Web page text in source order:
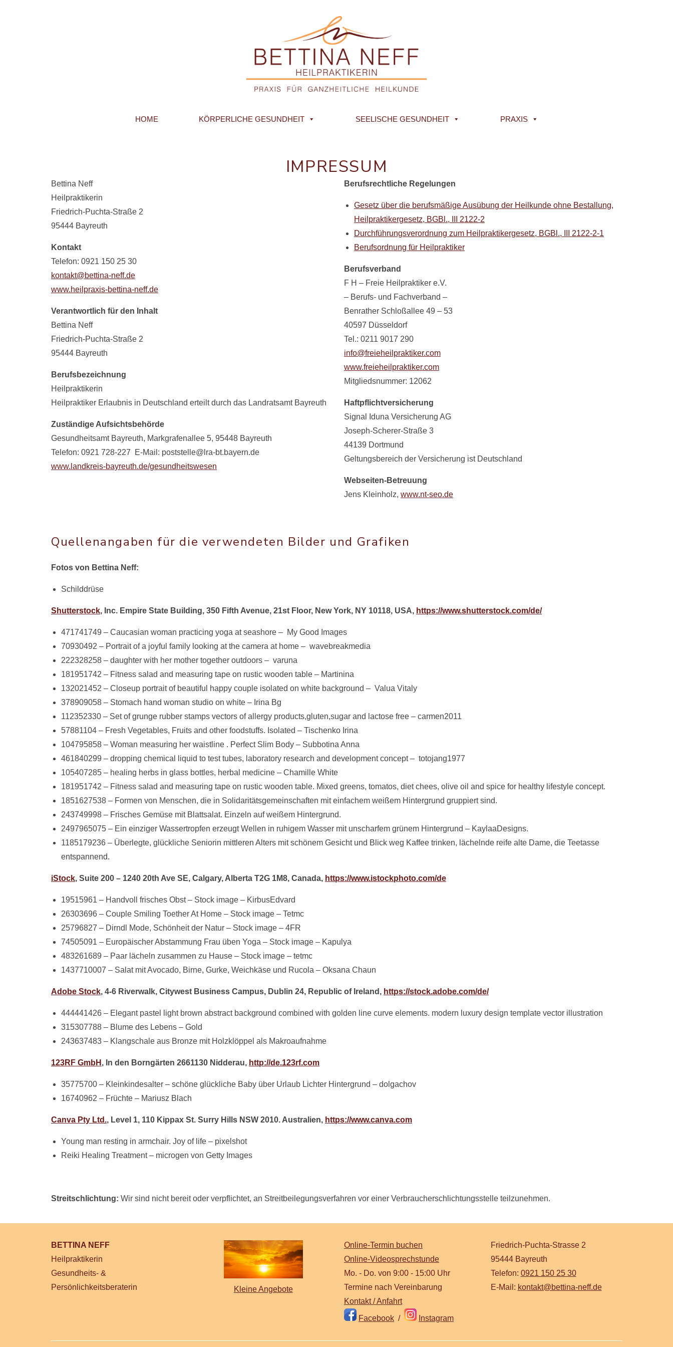
HOME KÖRPERLICHE GESUNDHEIT SEELISCHE GESUNDHEIT PRAXIS
IMPRESSUM
Bettina Neff
Heilpraktikerin
Friedrich-Puchta-Straße 2
95444 Bayreuth
Kontakt
Telefon: 0921 150 25 30
kontakt@bettina-neff.de
www.heilpraxis-bettina-neff.de
Verantwortlich für den Inhalt
Bettina Neff
Friedrich-Puchta-Straße 2
95444 Bayreuth
Berufsbezeichnung
Heilpraktikerin
Heilpraktiker Erlaubnis in Deutschland erteilt durch das Landratsamt Bayreuth
Zuständige Aufsichtsbehörde
Gesundheitsamt Bayreuth, Markgrafenallee 5, 95448 Bayreuth
Telefon: 0921 728-227 E-Mail: poststelle@lra-bt.bayern.de
www.landkreis-bayreuth.de/gesundheitswesen
Berufsrechtliche Regelungen
Gesetz über die berufsmäßige Ausübung der Heilkunde ohne Bestallung,
Heilpraktikergesetz, BGBl., III 2122-2
Durchführungsverordnung zum Heilpraktikergesetz, BGBl., III 2122-2-1
Berufsordnung für Heilpraktiker
Berufsverband
F H – Freie Heilpraktiker e.V.
– Berufs- und Fachverband –
Benrather Schloßallee 49 – 53
40597 Düsseldorf
Tel.: 0211 9017 290
info@freieheilpraktiker.com
www.freieheilpraktiker.com
Mitgliedsnummer: 12062
Haftpflichtversicherung
Signal Iduna Versicherung AG
Joseph-Scherer-Straße 3
44139 Dortmund
Geltungsbereich der Versicherung ist Deutschland
Webseiten-Betreuung
Jens Kleinholz, www.nt-seo.de
Quellenangaben für die verwendeten Bilder und Grafiken
Fotos von Bettina Neff:
Schilddrüse
Shutterstock, Inc. Empire State Building, 350 Fifth Avenue, 21st Floor, New York, NY 10118, USA, https://www.shutterstock.com/de/
471741749 – Caucasian woman practicing yoga at seashore – My Good Images
70930492 – Portrait of a joyful family looking at the camera at home – wavebreakmedia
222328258 – daughter with her mother together outdoors – varuna
181951742 – Fitness salad and measuring tape on rustic wooden table – Martinina
132021452 – Closeup portrait of beautiful happy couple isolated on white background – Valua Vitaly
378909058 – Stomach hand woman studio on white – Irina Bg
112352330 – Set of grunge rubber stamps vectors of allergy products,gluten,sugar and lactose free – carmen2011
57881104 – Fresh Vegetables, Fruits and other foodstuffs. Isolated – Tischenko Irina
104795858 – Woman measuring her waistline . Perfect Slim Body – Subbotina Anna
461840299 – dropping chemical liquid to test tubes, laboratory research and development concept – totojang1977
105407285 – healing herbs in glass bottles, herbal medicine – Chamille White
181951742 – Fitness salad and measuring tape on rustic wooden table. Mixed greens, tomatos, diet chees, olive oil and spice for healthy lifestyle concept.
1851627538 – Formen von Menschen, die in Solidaritätsgemeinschaften mit einfachem weißem Hintergrund gruppiert sind.
243749998 – Frisches Gemüse mit Blattsalat. Einzeln auf weißem Hintergrund.
2497965075 – Ein einziger Wassertropfen erzeugt Wellen in ruhigem Wasser mit unscharfem grünem Hintergrund – KaylaaDesigns.
1185179236 – Überlegte, glückliche Seniorin mittleren Alters mit schönem Gesicht und Blick weg Kaffee trinken, lächelnde reife alte Dame, die Teetasse
entspannend.
iStock, Suite 200 – 1240 20th Ave SE, Calgary, Alberta T2G 1M8, Canada, https://www.istockphoto.com/de
19515961 – Handvoll frisches Obst – Stock image – KirbusEdvard
26303696 – Couple Smiling Toether At Home – Stock image – Tetmc
25796827 – Dirndl Mode, Schönheit der Natur – Stock image – 4FR
74505091 – Europäischer Abstammung Frau üben Yoga – Stock image – Kapulya
483261689 – Paar lächeln zusammen zu Hause – Stock image – tetmc
1437710007 – Salat mit Avocado, Birne, Gurke, Weichkäse und Rucola – Oksana Chaun
Adobe Stock, 4-6 Riverwalk, Citywest Business Campus, Dublin 24, Republic of Ireland, https://stock.adobe.com/de/
444441426 – Elegant pastel light brown abstract background combined with golden line curve elements. modern luxury design template vector illustration
315307788 – Blume des Lebens – Gold
243637483 – Klangschale aus Bronze mit Holzklöppel als Makroaufnahme
123RF GmbH , In den Borngärten 2661130 Nidderau, http://de.123rf.com
35775700 – Kleinkindesalter – schöne glückliche Baby über Urlaub Lichter Hintergrund – dolgachov
16740962 – Früchte – Mariusz Blach
Canva Pty Ltd., Level 1, 110 Kippax St. Surry Hills NSW 2010. Australien, https://www.canva.com
Young man resting in armchair. Joy of life – pixelshot
Reiki Healing Treatment – microgen von Getty Images
Streitschlichtung: Wir sind nicht bereit oder verpflichtet, an Streitbeilegungsverfahren vor einer Verbraucherschlichtungsstelle teilzunehmen.
BETTINA NEFF
Heilpraktikerin
Gesundheits- &
Persönlichkeitsberaterin
Kleine Angebote
Online-Termin buchen
Online-Videosprechstunde
Mo. - Do. von 9:00 - 15:00 Uhr
Termine nach Vereinbarung
Kontakt / Anfahrt
Facebook / Instagram
Friedrich-Puchta-Strasse 2
95444 Bayreuth
Telefon: 0921 150 25 30
E-Mail: kontakt@bettina-neff.de